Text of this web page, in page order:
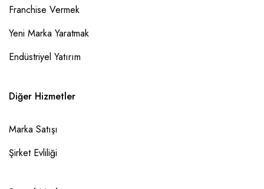
Franchise Vermek
Yeni Marka Yaratmak
Endüstriyel Yatırım
Diğer Hizmetler
Marka Satışı
Şirket Evliliği